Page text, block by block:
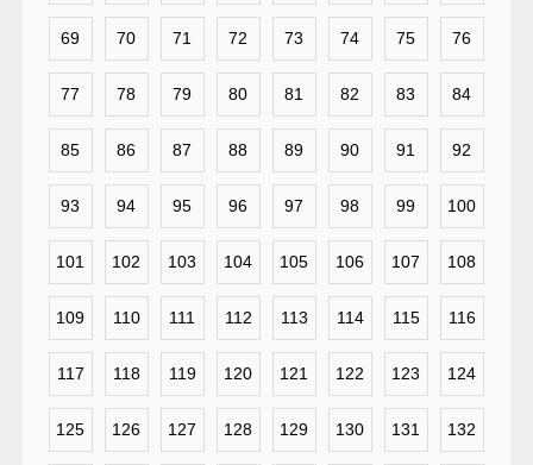
69 70 71 72 73 74 75 76
77 78 79 80 81 82 83 84
85 86 87 88 89 90 91 92
93 94 95 96 97 98 99 100
101 102 103 104 105 106 107 108
109 110 111 112 113 114 115 116
117 118 119 120 121 122 123 124
125 126 127 128 129 130 131 132